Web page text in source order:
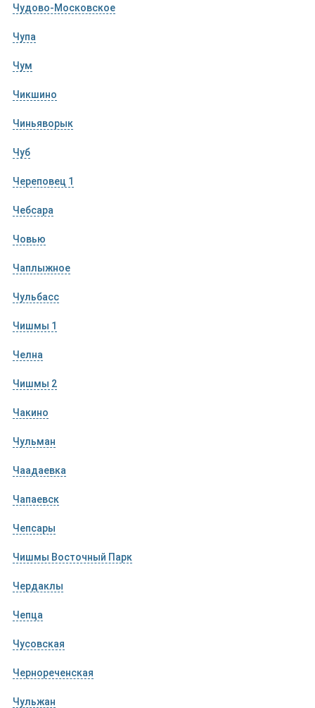
Чудово-Московское
Чупа
Чум
Чикшино
Чиньяворык
Чуб
Череповец 1
Чебсара
Човью
Чаплыжное
Чульбасс
Чишмы 1
Челна
Чишмы 2
Чакино
Чульман
Чаадаевка
Чапаевск
Чепсары
Чишмы Восточный Парк
Чердаклы
Чепца
Чусовская
Чернореченская
Чульжан